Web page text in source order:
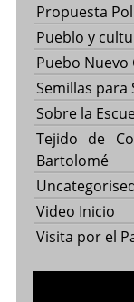
Propuesta
Pueblo y
Puebo Nuevo
Semillas para
Sobre la
Tejido de
Bartolomé
Video Inicio
Visita por el